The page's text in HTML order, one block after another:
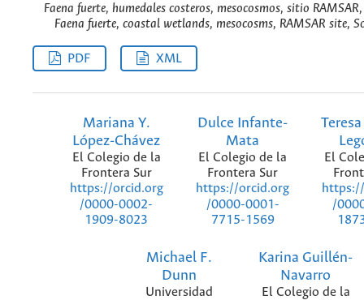
Faena fuerte, humedales costeros, mesocosmos, sitio
Faena fuerte, coastal wetlands, mesocosms, RAMSAR site,
PDF XML
Mariana Y.
López-Chávez
El Colegio de la
Frontera Sur
https://orcid.org
/0000-0002-
1909-8023
Dulce Infante-
Mata
El Colegio de la
Frontera Sur
https://orcid.org
/0000-0001-
7715-1569
El
/
Michael F.
Dunn
Universidad
Karina Guillén-
Navarro
El Colegio de la